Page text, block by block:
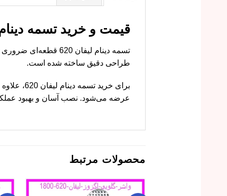
قیمت و خرید تسمه دینام لیفان 620 با
تسمه دینام لیفان
طراحی دقیق ساخته شده است.
برای
عرضه می‌شود. نصب آسان و بهبود
محصولات مرتبط